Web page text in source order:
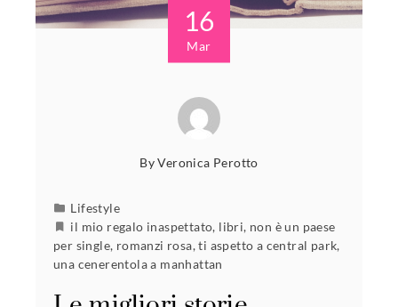
16
Mar
ByVeronica Perotto
Lifestyle
il mio regalo inaspettato, libri, non è un paese
per single, romanzi rosa,ti aspetto a central park,
una cenerentola a manhattan